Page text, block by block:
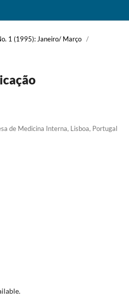
1 (1995): Janeiro/ Março /
de Medicina Interna, Lisboa, Portugal